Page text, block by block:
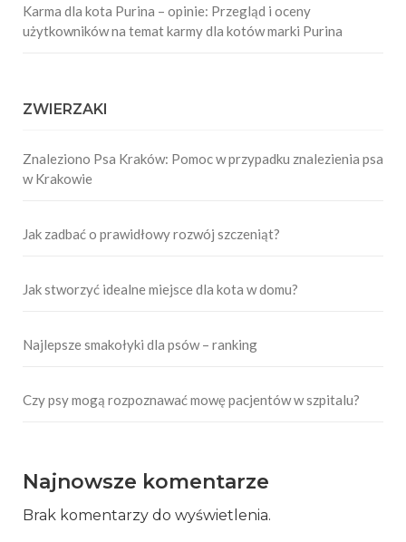
Karma dla kota Purina – opinie: Przegląd i oceny
użytkowników na temat karmy dla kotów marki Purina
ZWIERZAKI
Znaleziono Psa Kraków: Pomoc w przypadku znalezienia psa
w Krakowie
Jak zadbać o prawidłowy rozwój szczeniąt?
Jak stworzyć idealne miejsce dla kota w domu?
Najlepsze smakołyki dla psów – ranking
Czy psy mogą rozpoznawać mowę pacjentów w szpitalu?
Najnowsze komentarze
Brak komentarzy do wyświetlenia.